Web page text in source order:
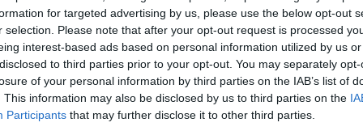
for targeted advertising by us, please use the below opt-out
selection. Please note that after your opt-out request is processed
interest-based ads based on personal information utilized by us
to third parties prior to your opt-out. You may separately
of your personal information by third parties on the IAB’s list of
This information may also be disclosed by us to third parties on the
Participants that may further disclose it to other third parties.
ο έρωτας, περνάει από
την αγάπη μου, είμαι μέσα
τη Τατιάνα. Συντροφιά
τουΝικόλαου, μας